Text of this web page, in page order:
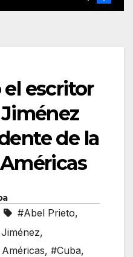
escritor
de la
#Abel Prieto,
,
, #Cuba,